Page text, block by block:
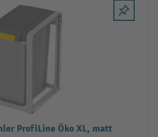
ProfiLine Öko XL, matt